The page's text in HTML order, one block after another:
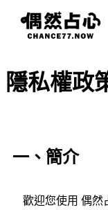
隱私權政
一、簡介
歡迎您使用 偶然